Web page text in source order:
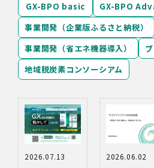
GX-BPO basic
GX-BPO
事業開発（企業版ふるさと納税）
事業開発（省エネ機器導入）
地域脱炭素コンソーシアム
2026.07.13 2026.06.02